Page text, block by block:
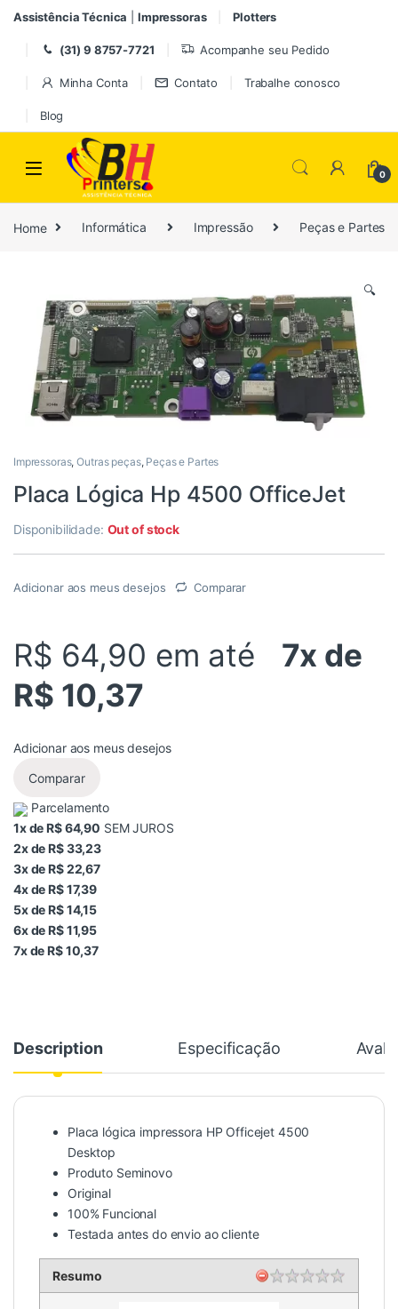
Pular para navegação
Ir para o conteúdo
Assistência Técnica Impressoras Plotters
(31) 9 8757-7721 Acompanhe seu Pedido
Minha Conta Contato Trabalhe conosco
Blog
0
Home Informática Impressão Peças e Partes
🔍
Impressoras,Outras peças, Peças e Partes
Placa Lógica Hp 4500 OfficeJet
Disponibilidade: Out of stock
Adicionar aos meus desejos Comparar
R$ 64,90 em até 7x de
R$ 10,37
Adicionar aos meus desejos
Comparar
Parcelamento
1x de R$ 64,90 SEM JUROS
2x de R$ 33,23
3x de R$ 22,67
4x de R$ 17,39
5x de R$ 14,15
6x de R$ 11,95
7x de R$ 10,37
Description Especificação
Placa lógica impressora HP Officejet 4500
Desktop
Produto Seminovo
Original
100% Funcional
Testada antes do envio ao cliente
Resumo